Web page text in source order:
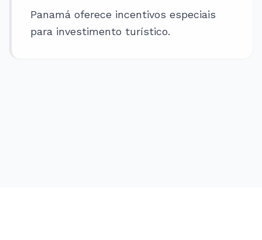
Panamá oferece incentivos especiais
para investimento turístico.